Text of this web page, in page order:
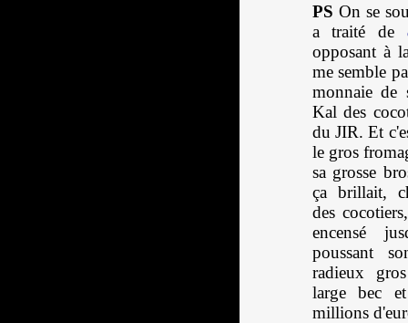
PS On se
a traité de
opposant à
me semble
monnaie de
Kal des
du JIR. Et
le gros
sa grosse
ça brillait,
des
encensé
poussant
radieux
large bec
millions